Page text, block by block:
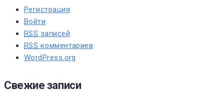
Регистрация
Войти
RSS записей
RSS комментариев
WordPress.org
Свежие записи